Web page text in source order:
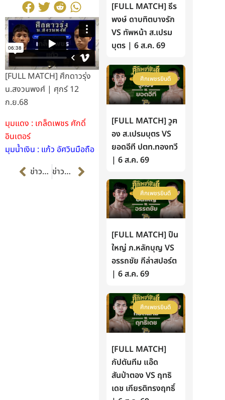
[FULL MATCH] ศึกดาวรุ่ง
น.สงวนพงศ์ | ศุกร์ 12
ก.ย.68
มุมแดง : เกล็ดเพชร ศักดิ์
อินเตอร์
มุมน้ำเงิน : แก้ว อัศวินมือถือ
Prevข่าวก่อนหน้า ข่าวต่อไป Next
[FULL MATCH] ธีร
พงษ์ ดาบทิตบางรัก
VS ทัพหน้า ส.เปรม
บุตร | 6 ส.ค. 69
ศึกเพชรยินดี
[FULL MATCH] วูฅ
อง ส.เปรมบุตร VS
ยอดอีที ปตท.ทองทวี
| 6 ส.ค. 69
ศึกเพชรยินดี
[FULL MATCH] ปืน
ใหญ่ ภ.หลักบุญ VS
อรรถชัย กีล่าสปอร์ต
| 6 ส.ค. 69
ศึกเพชรยินดี
[FULL MATCH]
กัปตันทีม แอ๊ด
สันป่าตอง VS ฤทธิ
เดช เกียรติทรงฤทธิ์